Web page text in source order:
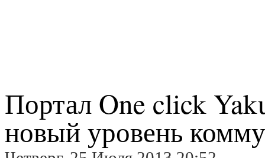
Портал One click
новый уровень